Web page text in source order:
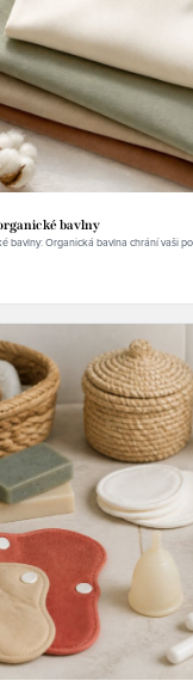
bavlny
bavlny: Organická bavlna chrání vaši